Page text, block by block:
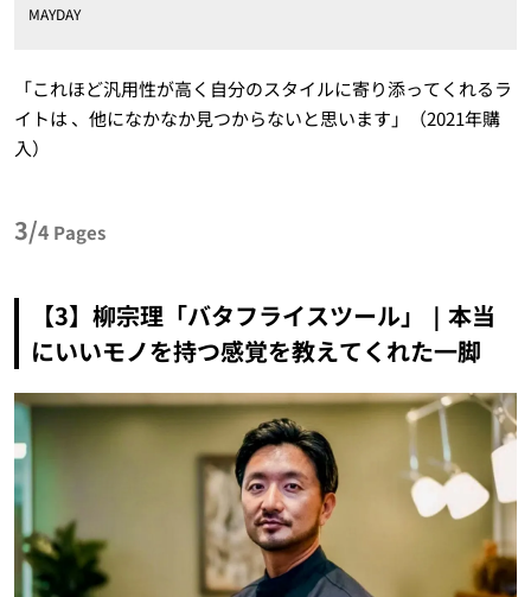
MAYDAY
「これほど汎用性が高く自分のスタイルに寄り添ってくれるラ
イトは 、他になかなか見つからないと思います」（2021年購
入）
3/4 Pages
【3】柳宗理「バタフライスツール」｜本当
にいいモノを持つ感覚を教えてくれた一脚